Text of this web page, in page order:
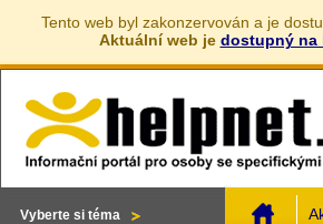
Tento web byl zakonzervován a je
Aktuální web je dostupný na
Vyberte si téma